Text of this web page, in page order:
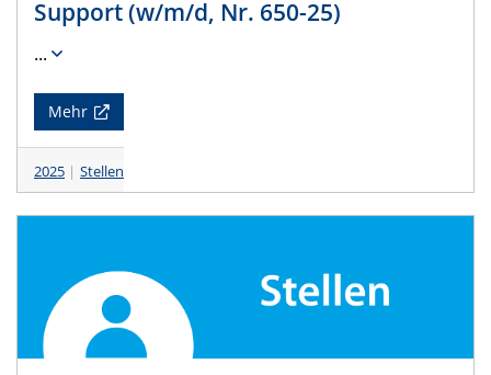
Support (w/m/d, Nr. 650-25)
...
Mehr
2025 Stellen